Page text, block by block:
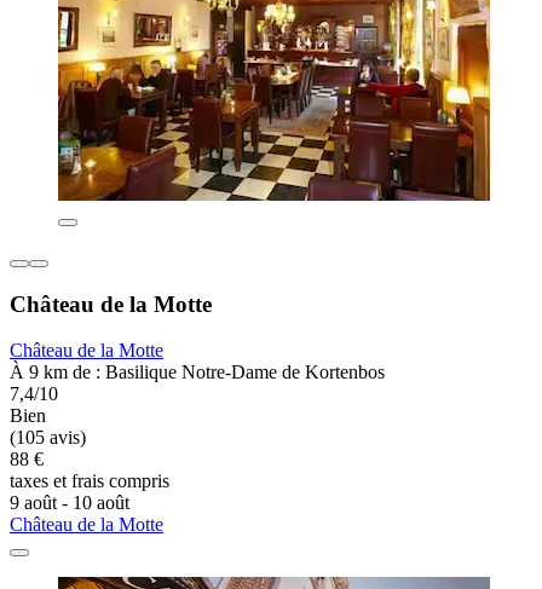
Château de la Motte
Château de la Motte
À 9 km de : Basilique Notre-Dame de Kortenbos
7,4/10
Bien
(105 avis)
88 €
taxes et frais compris
9 août - 10 août
Château de la Motte